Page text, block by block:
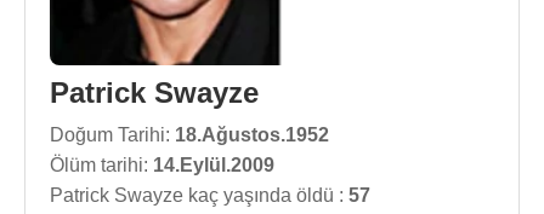
Patrick Swayze
Doğum Tarihi: 18.Ağustos.1952
Ölüm tarihi: 14.Eylül.2009
Patrick Swayze kaç yaşında öldü : 57